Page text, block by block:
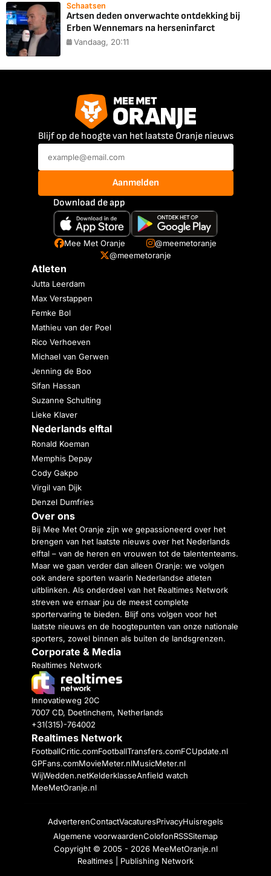
Schaatsen
Artsen deden onverwachte ontdekking bij
Erben Wennemars na herseninfarct
Vandaag, 20:11
Blijf op de hoogte van het laatste Oranje nieuws
Aanmelden
Download de app
Mee Met Oranje
@meemetoranje
@meemetoranje
Atleten
Jutta Leerdam
Max Verstappen
Femke Bol
Mathieu van der Poel
Rico Verhoeven
Michael van Gerwen
Jenning de Boo
Sifan Hassan
Suzanne Schulting
Lieke Klaver
Nederlands elftal
Ronald Koeman
Memphis Depay
Cody Gakpo
Virgil van Dijk
Denzel Dumfries
Over ons
Bij Mee Met Oranje zijn we gepassioneerd over het
brengen van het laatste nieuws over het Nederlands
elftal – van de heren en vrouwen tot de talententeams.
Maar we gaan verder dan alleen Oranje: we volgen
ook andere sporten waarin Nederlandse atleten
uitblinken. Als onderdeel van het Realtimes Network
streven we ernaar jou de meest complete
sportervaring te bieden. Blijf ons volgen voor het
laatste nieuws en de hoogtepunten van onze nationale
sporters, zowel binnen als buiten de landsgrenzen.
Corporate & Media
Realtimes Network
Innovatieweg 20C
7007 CD, Doetinchem, Netherlands
+31(315)-764002
Realtimes Network
FootballCritic.comFootballTransfers.comFCUpdate.nl
GPFans.comMovieMeter.nlMusicMeter.nl
WijWedden.netKelderklasseAnfield watch
MeeMetOranje.nl
AdverterenContactVacaturesPrivacyHuisregels
Algemene voorwaardenColofonRSSSitemap
Copyright © 2005 - 2026 MeeMetOranje.nl
Realtimes | Publishing Network